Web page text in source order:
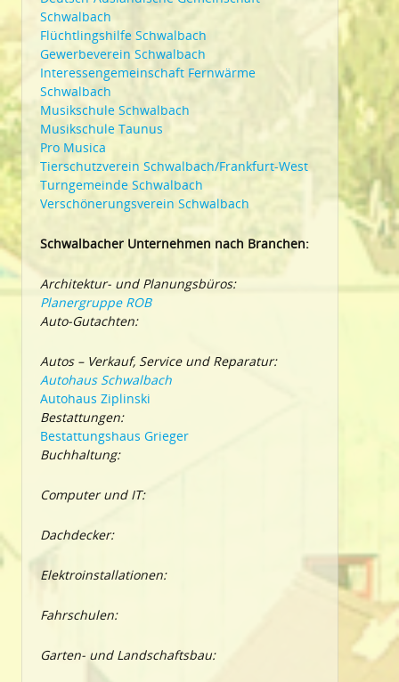
Schwalbach
Flüchtlingshilfe Schwalbach
Gewerbeverein Schwalbach
Interessengemeinschaft Fernwärme
Schwalbach
Musikschule Schwalbach
Musikschule Taunus
Pro Musica
Tierschutzverein Schwalbach/Frankfurt-West
Turngemeinde Schwalbach
Verschönerungsverein Schwalbach
Schwalbacher Unternehmen nach Branchen:
Architektur- und Planungsbüros:
Planergruppe ROB
Auto-Gutachten:
Autos – Verkauf, Service und Reparatur:
Autohaus Schwalbach
Autohaus Ziplinski
Bestattungen:
Bestattungshaus Grieger
Buchhaltung:
Computer und IT:
Dachdecker:
Elektroinstallationen:
Fahrschulen:
Garten- und Landschaftsbau: